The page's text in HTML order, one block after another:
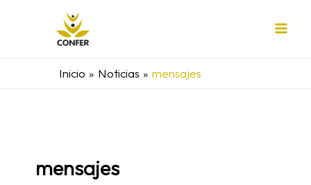
Inicio
Noticias mensajes
mensajes